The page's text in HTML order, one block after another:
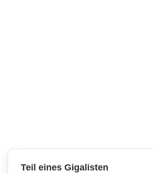
Teil eines Gigalisten